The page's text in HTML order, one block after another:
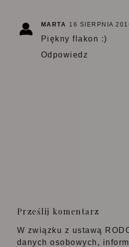
MARTA 16 SIERPNIA
Piękny flakon :)
Odpowiedz
Prześlij komentarz
W związku z ustawą
danych osobowych,